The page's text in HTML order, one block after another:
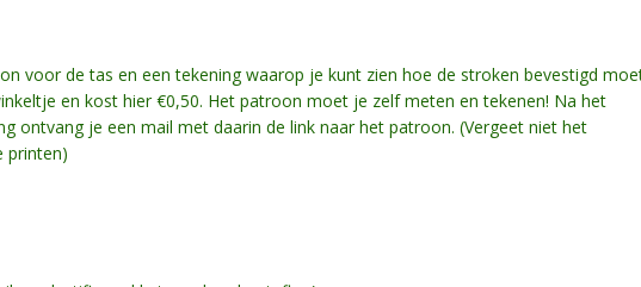
voor de tas en een tekening waarop je kunt zien hoe de stroken bevestigd
en kost hier €0,50. Het patroon moet je zelf meten en tekenen! Na het
ontvang je een mail met daarin de link naar het patroon. (Vergeet niet het
printen)